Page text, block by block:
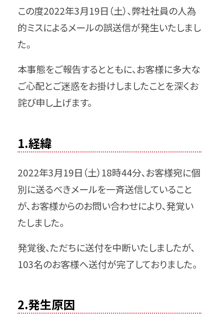
この度2022年3月19日（土）、弊社社員の人為
的ミスによるメールの誤送信が発生いたしまし
た。
本事態をご報告するとともに、お客様に多大な
ご心配とご迷惑をお掛けしましたことを深くお
詫び申し上げます。
1.経緯
2022年3月19日（土）18時44分、お客様宛に個
別に送るべきメールを一斉送信していること
が、お客様からのお問い合わせにより、発覚い
たしました。
発覚後、ただちに送付を中断いたしましたが、
103名のお客様へ送付が完了しておりました。
2.発生原因